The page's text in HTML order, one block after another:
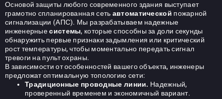
Основой защиты любого современного здания выступает
грамотно спланированная сеть автоматической пожарной
сигнализации (АПС). Мы разрабатываем надежные
инженерныесистемы, которые способны за доли секунды
обнаружить первые признаки задымления или критический
рост температуры, чтобы моментально передать сигнал
тревоги на пульт охраны.
В зависимости от особенностей вашего объекта, инженеры
предложат оптимальную топологию сети:
Традиционные проводные линии. Надежный,
проверенный временем и экономичный вариант.